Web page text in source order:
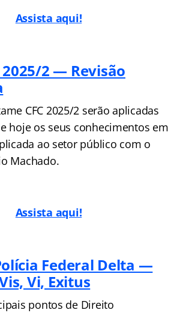
Assista aqui!
2025/2 — Revisão
CFC 2025/2 serão aplicadas
hoje os seus conhecimentos em
ao setor público com o
Machado.
Assista aqui!
Federal Delta —
Vi, Exitus
pontos de Direito